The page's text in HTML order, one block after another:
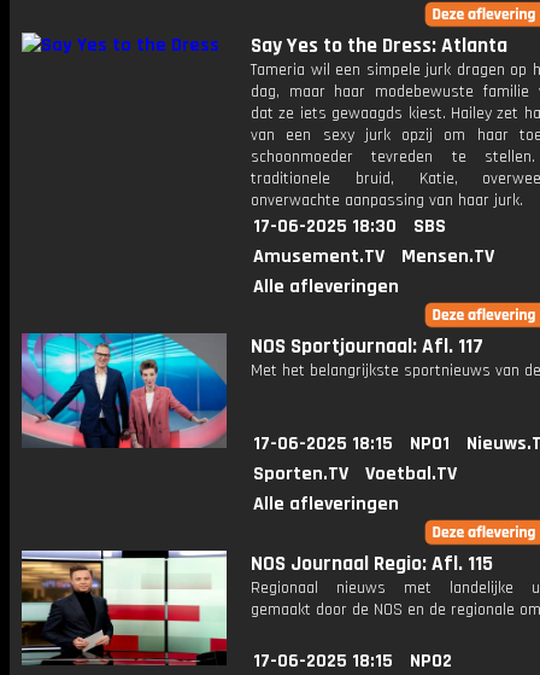
Say Yes to the Dress: Atlanta
Tameria wil een simpele jurk dragen op
dag, maar haar modebewuste familie
dat ze iets gewaagds kiest. Hailey zet
van een sexy jurk opzij om haar
schoonmoeder tevreden te
traditionele bruid, Katie,
onverwachte aanpassing van haar jurk.
17-06-2025 18:30
SBS
Amusement.TV
Mensen.TV
Alle afleveringen
NOS Sportjournaal: Afl. 117
Met het belangrijkste sportnieuws van
17-06-2025 18:15 NPO1
Sporten.TV
Voetbal.TV
Alle afleveringen
NOS Journaal Regio: Afl. 115
Regionaal nieuws met landelijke
gemaakt door de NOS en de regionale
17-06-2025 18:15
NPO2